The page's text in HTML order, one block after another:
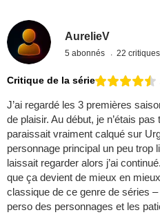
AurelieV
5 abonnés 22 critiques
Critique de la série
J’ai regardé les 3 premières
de plaisir. Au début, je n’étais
paraissait vraiment calqué sur
personnage principal un peu trop
laissait regarder alors j’ai
que ça devient de mieux en
classique de ce genre de séries –
perso des personnages et les